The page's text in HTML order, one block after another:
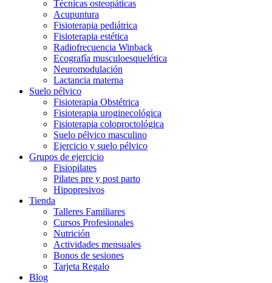
Técnicas osteopáticas
Acupuntura
Fisioterapia pediátrica
Fisioterapia estética
Radiofrecuencia Winback
Ecografía musculoesquelética
Neuromodulación
Lactancia materna
Suelo pélvico
Fisioterapia Obstétrica
Fisioterapia uroginecológica
Fisioterapia coloproctológica
Suelo pélvico masculino
Ejercicio y suelo pélvico
Grupos de ejercicio
Fisiopilates
Pilates pre y post parto
Hipopresivos
Tienda
Talleres Familiares
Cursos Profesionales
Nutrición
Actividades mensuales
Bonos de sesiones
Tarjeta Regalo
Blog